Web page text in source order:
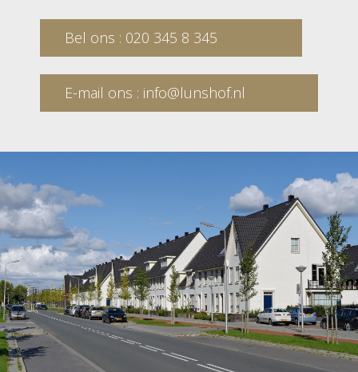
Bel ons : 020 345 8 345
E-mail ons : info@lunshof.nl